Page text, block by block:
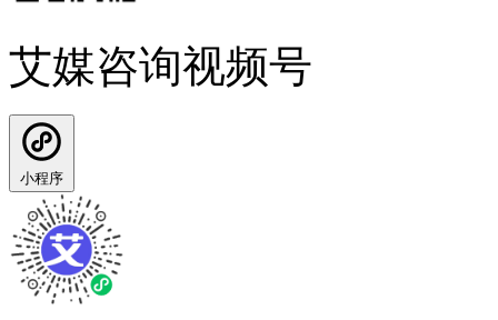
艾媒咨询视频号
小程序